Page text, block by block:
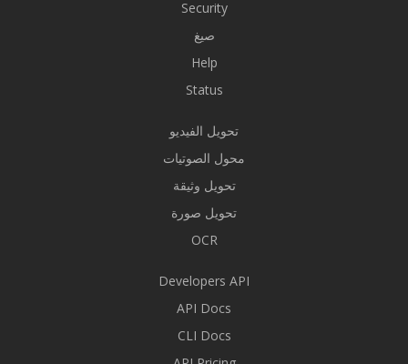
Security
صيغ
Help
Status
تحويل الفيديو
محول الصوتيات
تحويل وثيقة
تحويل صورة
OCR
Developers API
API Docs
CLI Docs